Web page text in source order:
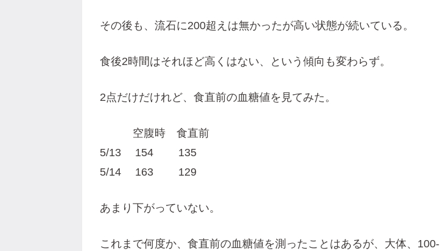
その後も、流石に200超えは無かったが高い状態が続いている。
食後2時間はそれほど高くはない、という傾向も変わらず。
2点だけだけれど、食直前の血糖値を見てみた。
空腹時 食直前
5/13 154 135
5/14 163 129
あまり下がっていない。
これまで何度か、食直前の血糖値を測ったことはあるが、大体、100-